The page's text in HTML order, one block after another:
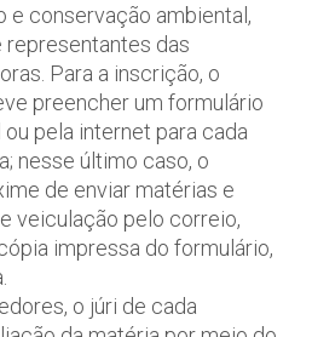
e conservação ambiental,
das
Para a inscrição, o
preencher um formulário
pela internet para cada
nesse último caso, o
de enviar matérias e
veiculação pelo correio,
impressa do formulário,
o júri de cada